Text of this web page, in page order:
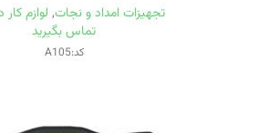
تجهیزات امداد و نجات, لوازم کار
تماس بگیرید
کد:A105